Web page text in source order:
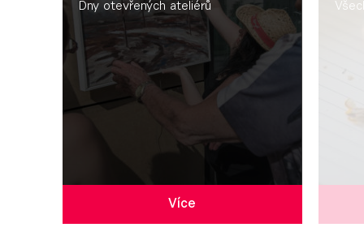
Dny otevřených ateliérů
Více